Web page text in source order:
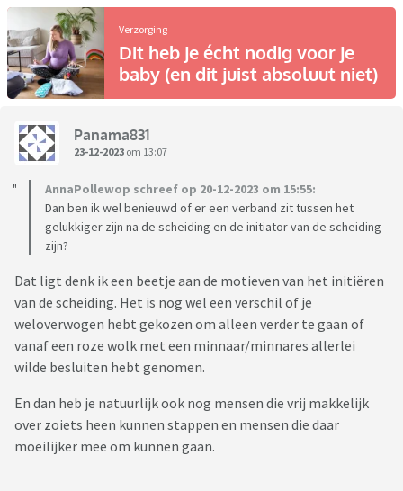
Verzorging
Dit heb je écht nodig voor je
baby (en dit juist absoluut niet)
Panama831
23-12-2023 om 13:07
AnnaPollewop schreef op 20-12-2023 om 15:55:
Dan ben ik wel benieuwd of er een verband zit tussen het
gelukkiger zijn na de scheiding en de initiator van de scheiding
zijn?
Dat ligt denk ik een beetje aan de motieven van het initiëren
van de scheiding. Het is nog wel een verschil of je
weloverwogen hebt gekozen om alleen verder te gaan of
vanaf een roze wolk met een minnaar/minnares allerlei
wilde besluiten hebt genomen.
En dan heb je natuurlijk ook nog mensen die vrij makkelijk
over zoiets heen kunnen stappen en mensen die daar
moeilijker mee om kunnen gaan.